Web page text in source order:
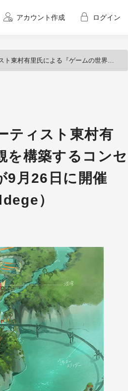
アカウント作成 ログイン
コンセプトアートと設定画講座』が9月26日に開催（CGWORLD +ONE Knowldege）
ティスト東村有
を構築するコンセ
9月26日に開催
）